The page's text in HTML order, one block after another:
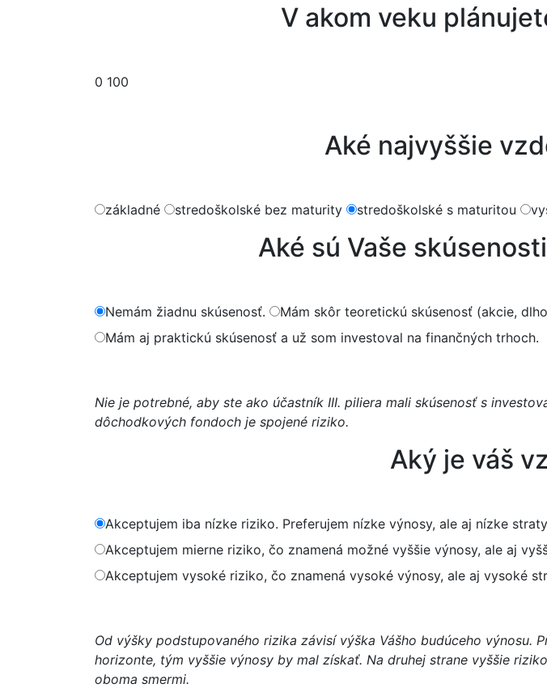
V akom veku
V akom veku plánujete odísť do dôchodku?
0 100
Aké najvyššie
základné stredoškolské bez maturity stredoškolské s maturitou
Aké sú Vaše
Nemám žiadnu skúsenosť.
Mám skôr teoretickú skúsenosť (akcie,
Mám aj praktickú skúsenosť a už som investoval na finančných trhoch.
Nie je potrebné, aby ste ako účastník III. piliera mali skúsenosť s
dôchodkových fondoch je spojené riziko.
Aký je váš
Akceptujem iba nízke riziko. Preferujem nízke výnosy, ale aj nízke
Akceptujem mierne riziko, čo znamená možné vyššie výnosy, ale aj
Akceptujem vysoké riziko, čo znamená vysoké výnosy, ale aj vysoké
Od výšky podstupovaného rizika závisí výška Vášho budúceho
horizonte, tým vyššie výnosy by mal získať. Na druhej strane vyššie
oboma smermi.